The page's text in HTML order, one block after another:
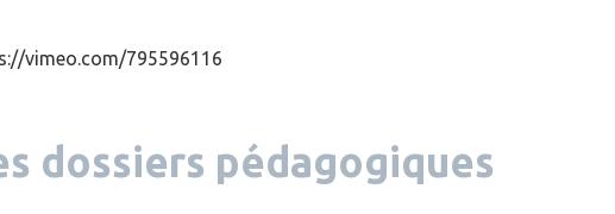
vimeo.com/795596116
dossiers pédagogiques